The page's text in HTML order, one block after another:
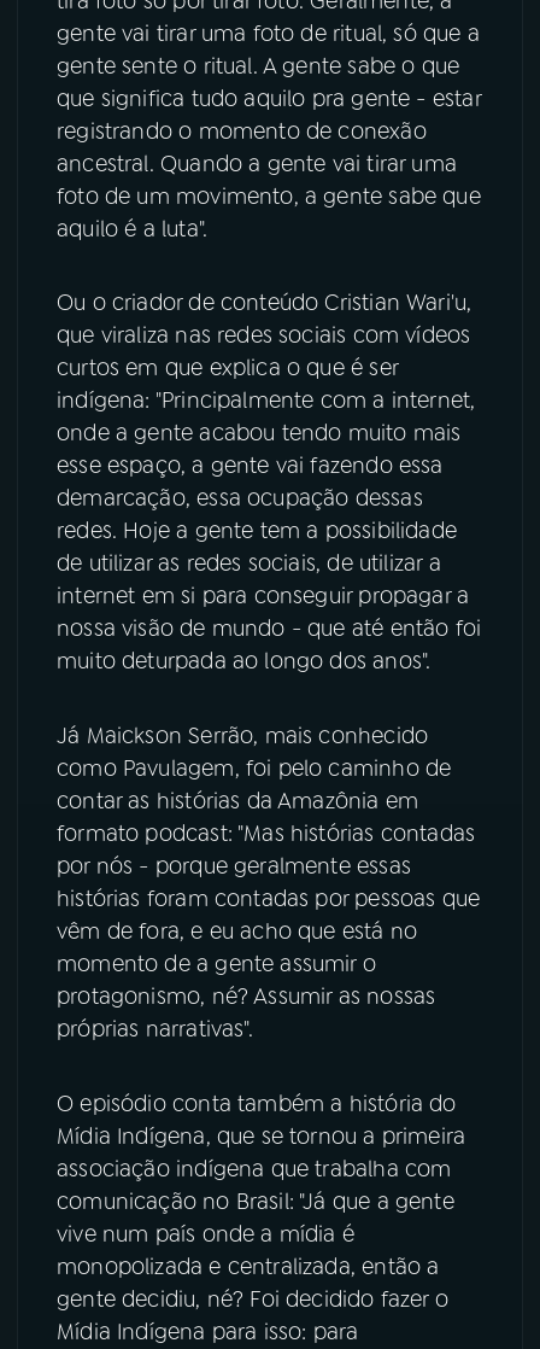
gente vai tirar uma foto de ritual, só que a
gente sente o ritual. A gente sabe o que
que significa tudo aquilo pra gente - estar
registrando o momento de conexão
ancestral. Quando a gente vai tirar uma
foto de um movimento, a gente sabe que
aquilo é a luta".
Ou o criador de conteúdo Cristian Wari'u,
que viraliza nas redes sociais com vídeos
curtos em que explica o que é ser
indígena: "Principalmente com a internet,
onde a gente acabou tendo muito mais
esse espaço, a gente vai fazendo essa
demarcação, essa ocupação dessas
redes. Hoje a gente tem a possibilidade
de utilizar as redes sociais, de utilizar a
internet em si para conseguir propagar a
nossa visão de mundo - que até então foi
muito deturpada ao longo dos anos".
Já Maickson Serrão, mais conhecido
como Pavulagem, foi pelo caminho de
contar as histórias da Amazônia em
formato podcast: "Mas histórias contadas
por nós - porque geralmente essas
histórias foram contadas por pessoas que
vêm de fora, e eu acho que está no
momento de a gente assumir o
protagonismo, né? Assumir as nossas
próprias narrativas".
O episódio conta também a história do
Mídia Indígena, que se tornou a primeira
associação indígena que trabalha com
comunicação no Brasil: "Já que a gente
vive num país onde a mídia é
monopolizada e centralizada, então a
gente decidiu, né? Foi decidido fazer o
Mídia Indígena para isso: para